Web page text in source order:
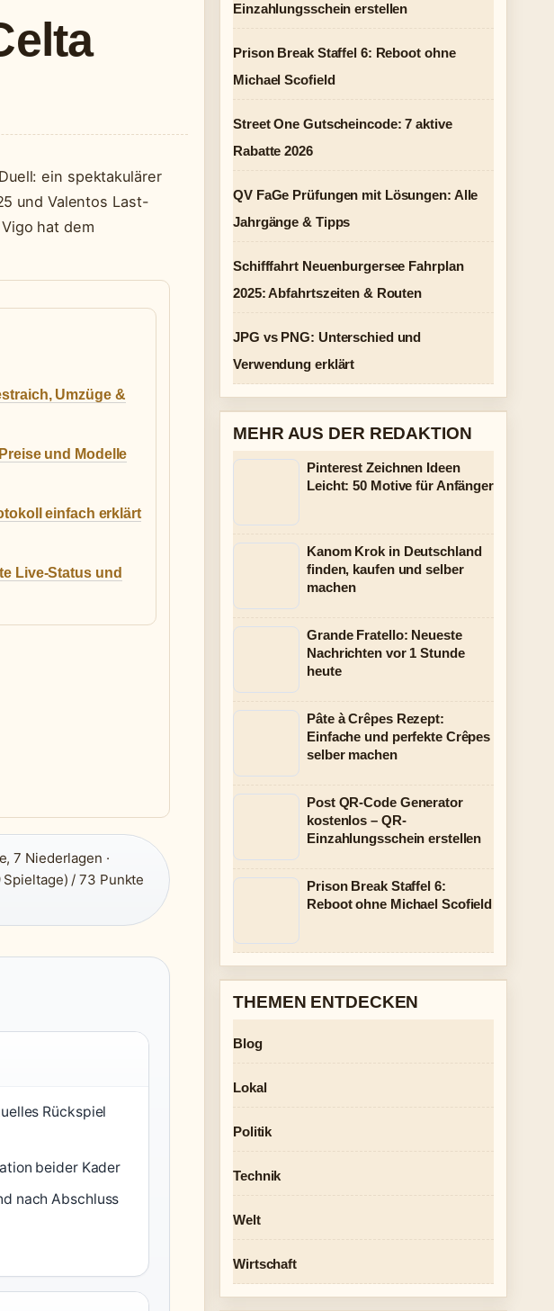
ein spektakulärer
und Valentos Last-
hat dem
Umzüge &
und Modelle
einfach erklärt
Live-Status und
7 Niederlagen ·
Spieltage) / 73 Punkte
Rückspiel
beider Kader
nach Abschluss
Einzahlungsschein erstellen
Prison Break Staffel 6: Reboot ohne
Michael Scofield
Street One Gutscheincode: 7 aktive
Rabatte 2026
QV FaGe Prüfungen mit Lösungen: Alle
Jahrgänge & Tipps
Schifffahrt Neuenburgersee Fahrplan
2025: Abfahrtszeiten & Routen
JPG vs PNG: Unterschied und
Verwendung erklärt
MEHR AUS DER REDAKTION
Pinterest Zeichnen Ideen
Leicht: 50 Motive für Anfänger
Kanom Krok in Deutschland
finden, kaufen und selber
machen
Grande Fratello: Neueste
Nachrichten vor 1 Stunde
heute
Pâte à Crêpes Rezept:
Einfache und perfekte Crêpes
selber machen
Post QR-Code Generator
kostenlos – QR-
Einzahlungsschein erstellen
Prison Break Staffel 6:
Reboot ohne Michael Scofield
THEMEN ENTDECKEN
Blog
Lokal
Politik
Technik
Welt
Wirtschaft